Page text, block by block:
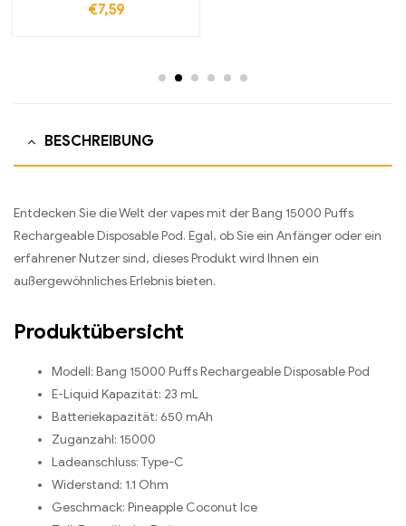
€7,59
BESCHREIBUNG
Entdecken Sie die Welt der vapes mit der Bang 15000 Puffs
Rechargeable Disposable Pod. Egal, ob Sie ein Anfänger oder ein
erfahrener Nutzer sind, dieses Produkt wird Ihnen ein
außergewöhnliches Erlebnis bieten.
Produktübersicht
Modell: Bang 15000 Puffs Rechargeable Disposable Pod
E-Liquid Kapazität: 23 mL
Batteriekapazität: 650 mAh
Zuganzahl: 15000
Ladeanschluss: Type-C
Widerstand: 1.1 Ohm
Geschmack: Pineapple Coconut Ice